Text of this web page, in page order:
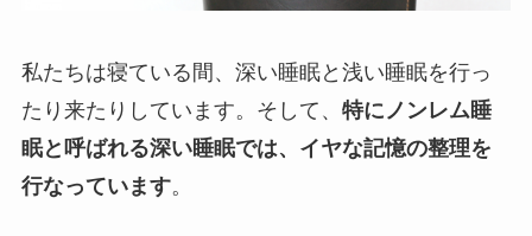
私たちは寝ている間、深い睡眠と浅い睡眠を行っ
たり来たりしています。そして、 特にノンレム睡
眠と呼ばれる深い睡眠では、イヤな記憶の整理を
行なっています。